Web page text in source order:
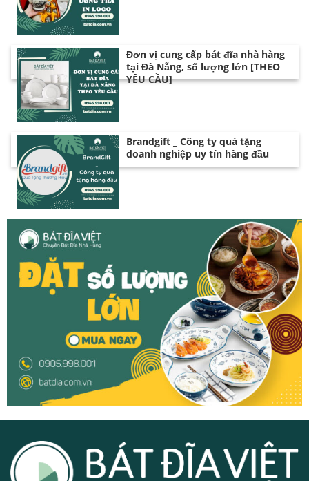
Đơn vị cung cấp bát đĩa nhà hàng
tại Đà Nẵng, số lượng lớn [THEO
YÊU CẦU]
Brandgift _ Công ty quà tặng
doanh nghiệp uy tín hàng đầu